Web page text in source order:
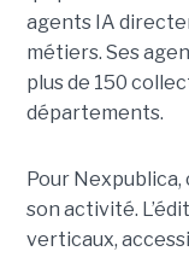
agents IA
métiers. Ses
plus de 150
départements.
Pour
son activité.
verticaux,